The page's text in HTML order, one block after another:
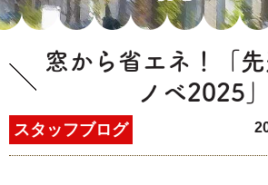
窓から省エネ！「先
ノベ2025」
スタッフブログ